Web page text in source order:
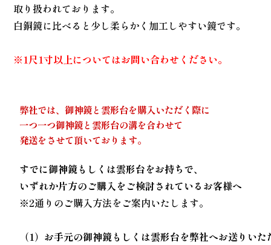
取り扱われております。
白銅鏡に比べると少し柔らかく加工しやすい鏡です。
※1尺1寸以上についてはお問い合わせください。
弊社では、御神鏡と雲形台を購入いただく際に
一つ一つ御神鏡と雲形台の溝を合わせて
発送をさせて頂いております。
すでに御神鏡もしくは雲形台をお持ちで、
いずれか片方のご購入をご検討されているお客様へ
※2通りのご購入方法をご案内いたします。
（1）お手元の御神鏡もしくは雲形台を弊社へお送りい